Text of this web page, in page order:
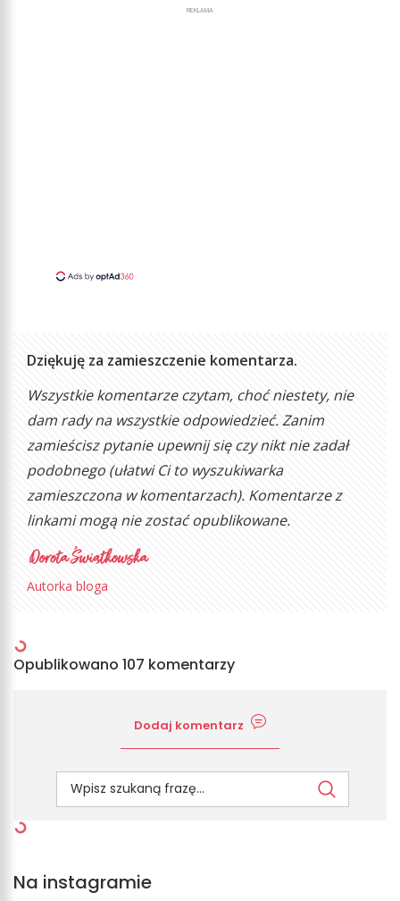
REKLAMA
Dziękuję za zamieszczenie komentarza.
Wszystkie komentarze czytam, choć niestety, nie
dam rady na wszystkie odpowiedzieć. Zanim
zamieścisz pytanie upewnij się czy nikt nie zadał
podobnego (ułatwi Ci to wyszukiwarka
zamieszczona w komentarzach). Komentarze z
linkami mogą nie zostać opublikowane.
Autorka bloga
Opublikowano 107 komentarzy
Dodaj komentarz
Na instagramie